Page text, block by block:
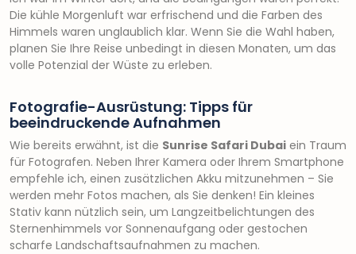
Die kühle Morgenluft war erfrischend und die Farben des
Himmels waren unglaublich klar. Wenn Sie die Wahl haben,
planen Sie Ihre Reise unbedingt in diesen Monaten, um das
volle Potenzial der Wüste zu erleben.
Fotografie-Ausrüstung: Tipps für
beeindruckende Aufnahmen
Wie bereits erwähnt, ist die Sunrise Safari Dubai ein Traum
für Fotografen. Neben Ihrer Kamera oder Ihrem Smartphone
empfehle ich, einen zusätzlichen Akku mitzunehmen – Sie
werden mehr Fotos machen, als Sie denken! Ein kleines
Stativ kann nützlich sein, um Langzeitbelichtungen des
Sternenhimmels vor Sonnenaufgang oder gestochen
scharfe Landschaftsaufnahmen zu machen.